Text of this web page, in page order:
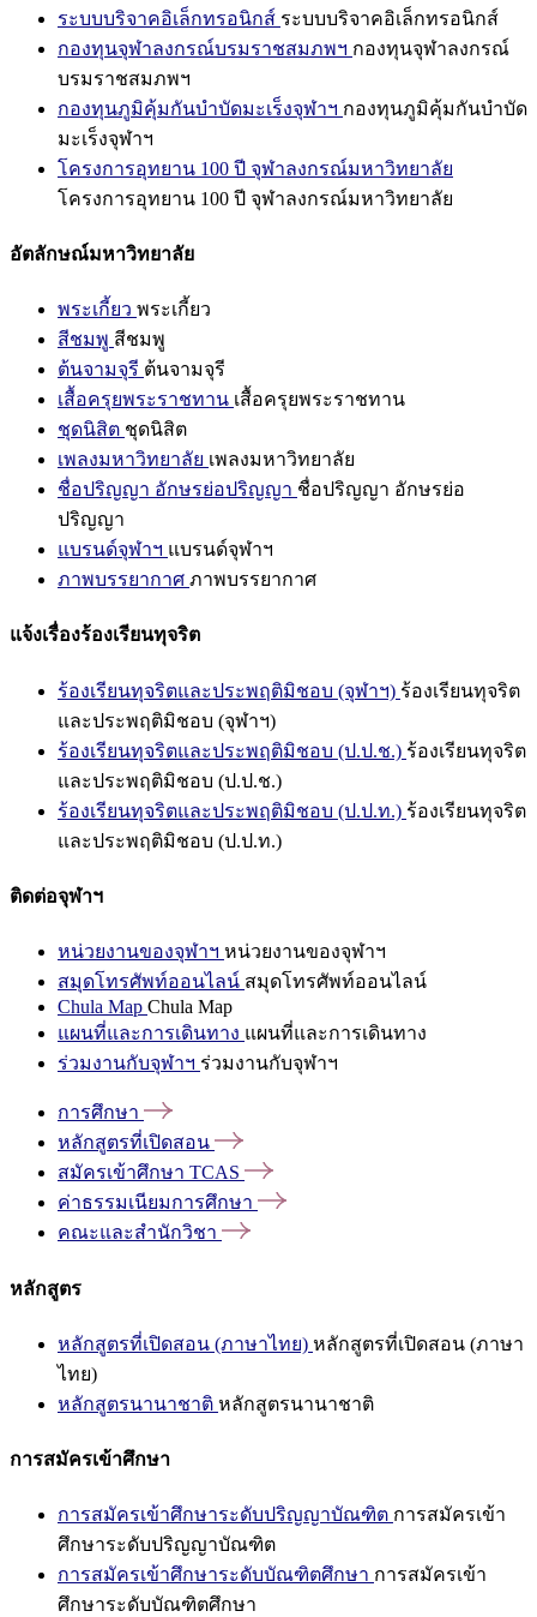
ระบบบริจาคอิเล็กทรอนิกส์ ระบบบริจาคอิเล็กทรอนิกส์
กองทุนจุฬาลงกรณ์บรมราชสมภพฯ กองทุนจุฬาลงกรณ์
บรมราชสมภพฯ
กองทุนภูมิคุ้มกันบำบัดมะเร็งจุฬาฯ กองทุนภูมิคุ้มกันบำบัด
มะเร็งจุฬาฯ
โครงการอุทยาน 100 ปี จุฬาลงกรณ์มหาวิทยาลัย
โครงการอุทยาน 100 ปี จุฬาลงกรณ์มหาวิทยาลัย
อัตลักษณ์มหาวิทยาลัย
พระเกี้ยว พระเกี้ยว
สีชมพู สีชมพู
ต้นจามจุรี ต้นจามจุรี
เสื้อครุยพระราชทาน เสื้อครุยพระราชทาน
ชุดนิสิต ชุดนิสิต
เพลงมหาวิทยาลัย เพลงมหาวิทยาลัย
ชื่อปริญญา อักษรย่อปริญญา ชื่อปริญญา อักษรย่อ
ปริญญา
แบรนด์จุฬาฯ แบรนด์จุฬาฯ
ภาพบรรยากาศ ภาพบรรยากาศ
แจ้งเรื่องร้องเรียนทุจริต
ร้องเรียนทุจริตและประพฤติมิชอบ (จุฬาฯ) ร้องเรียนทุจริต
และประพฤติมิชอบ (จุฬาฯ)
ร้องเรียนทุจริตและประพฤติมิชอบ (ป.ป.ช.) ร้องเรียนทุจริต
และประพฤติมิชอบ (ป.ป.ช.)
ร้องเรียนทุจริตและประพฤติมิชอบ (ป.ป.ท.) ร้องเรียนทุจริต
และประพฤติมิชอบ (ป.ป.ท.)
ติดต่อจุฬาฯ
หน่วยงานของจุฬาฯ หน่วยงานของจุฬาฯ
สมุดโทรศัพท์ออนไลน์ สมุดโทรศัพท์ออนไลน์
Chula Map Chula Map
แผนที่และการเดินทาง แผนที่และการเดินทาง
ร่วมงานกับจุฬาฯ ร่วมงานกับจุฬาฯ
การศึกษา
หลักสูตรที่เปิดสอน
สมัครเข้าศึกษา TCAS
ค่าธรรมเนียมการศึกษา
คณะและสำนักวิชา
หลักสูตร
หลักสูตรที่เปิดสอน (ภาษาไทย) หลักสูตรที่เปิดสอน (ภาษา
ไทย)
หลักสูตรนานาชาติ หลักสูตรนานาชาติ
การสมัครเข้าศึกษา
การสมัครเข้าศึกษาระดับปริญญาบัณฑิต การสมัครเข้า
ศึกษาระดับปริญญาบัณฑิต
การสมัครเข้าศึกษาระดับบัณฑิตศึกษา การสมัครเข้า
ศึกษาระดับบัณฑิตศึกษา